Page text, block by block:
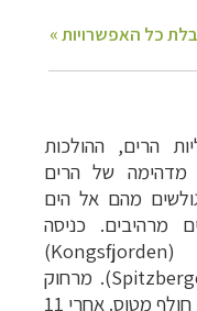
הרים, ההולכות
מדהימה של הרים
מהם אל הים
מרהיבים. כניסה
(
Kongsfjorden
)
). מרחוק
נראית סוף סוף אונייה אחת ובשמיים חולף מטוס. אחרי 11